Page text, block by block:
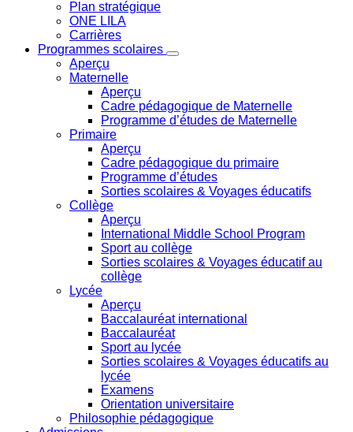
Plan stratégique
ONE LILA
Carrières
Programmes scolaires
Aperçu
Maternelle
Aperçu
Cadre pédagogique de Maternelle
Programme d’études de Maternelle
Primaire
Aperçu
Cadre pédagogique du primaire
Programme d’études
Sorties scolaires & Voyages éducatifs
Collège
Aperçu
International Middle School Program
Sport au collège
Sorties scolaires & Voyages éducatif au
collège
Lycée
Aperçu
Baccalauréat international
Baccalauréat
Sport au lycée
Sorties scolaires & Voyages éducatifs au
lycée
Examens
Orientation universitaire
Philosophie pédagogique